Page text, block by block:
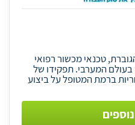
טכנאי מכשור רפואי
בעולם המערבי. תפקידו של
ברמת המטופל על ביצוע